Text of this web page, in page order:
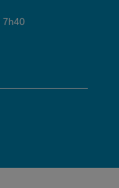
7h40